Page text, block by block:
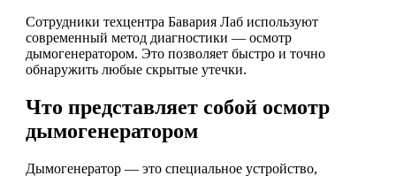
Сотрудники техцентра Бавария Лаб используют
современный метод диагностики — осмотр
дымогенератором. Это позволяет быстро и точно
обнаружить любые скрытые утечки.
Что представляет собой осмотр
дымогенератором
Дымогенератор — это специальное устройство,